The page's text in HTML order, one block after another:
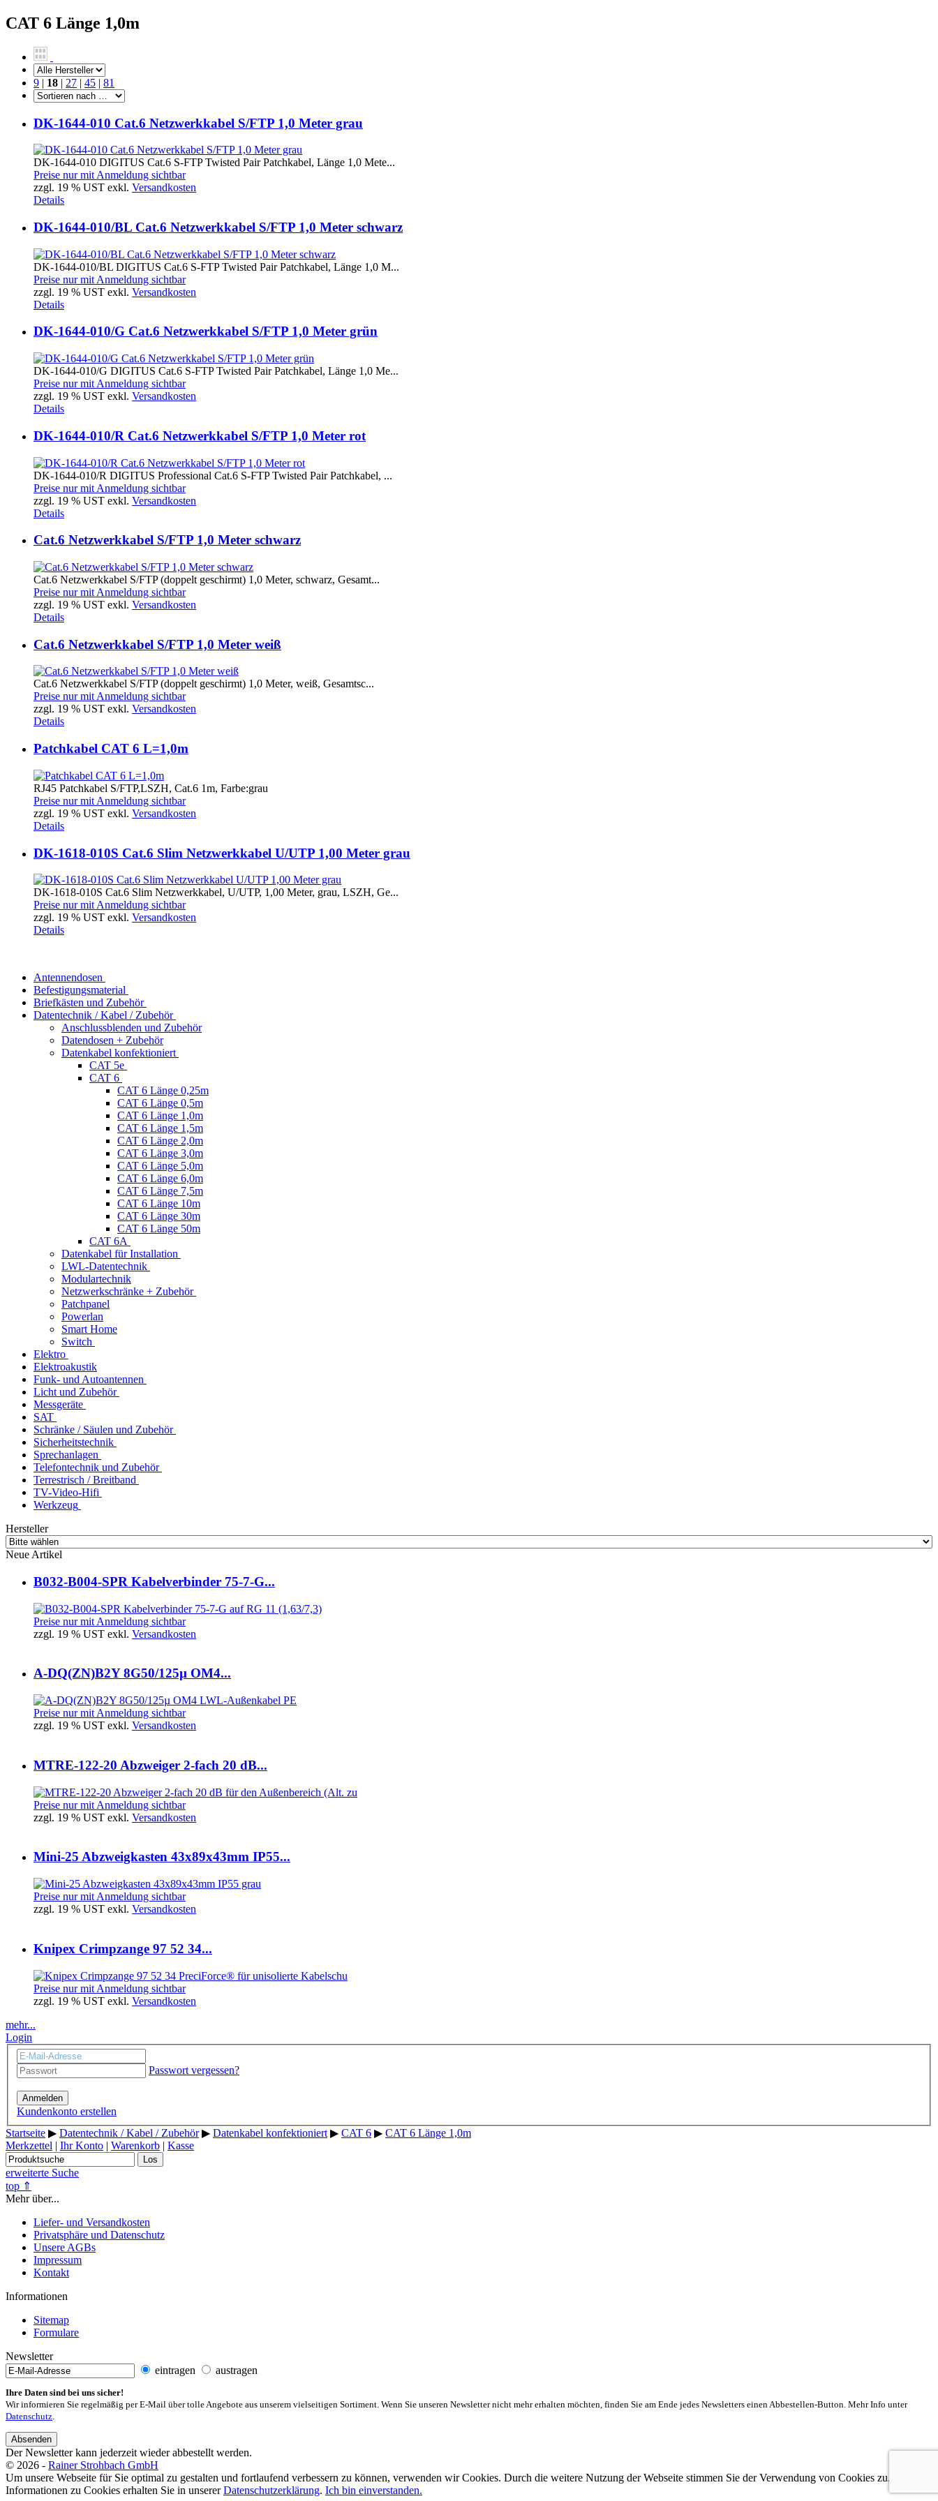
CAT 6 Länge 1,0m
9 | 18 | 27 | 45 | 81
DK-1644-010 Cat.6 Netzwerkkabel S/FTP 1,0 Meter grau
DK-1644-010 DIGITUS Cat.6 S-FTP Twisted Pair Patchkabel, Länge 1,0 Mete...
Preise nur mit Anmeldung sichtbar
zzgl. 19 % UST exkl. Versandkosten
Details
DK-1644-010/BL Cat.6 Netzwerkkabel S/FTP 1,0 Meter schwarz
DK-1644-010/BL DIGITUS Cat.6 S-FTP Twisted Pair Patchkabel, Länge 1,0 M...
Preise nur mit Anmeldung sichtbar
zzgl. 19 % UST exkl. Versandkosten
Details
DK-1644-010/G Cat.6 Netzwerkkabel S/FTP 1,0 Meter grün
DK-1644-010/G DIGITUS Cat.6 S-FTP Twisted Pair Patchkabel, Länge 1,0 Me...
Preise nur mit Anmeldung sichtbar
zzgl. 19 % UST exkl. Versandkosten
Details
DK-1644-010/R Cat.6 Netzwerkkabel S/FTP 1,0 Meter rot
DK-1644-010/R DIGITUS Professional Cat.6 S-FTP Twisted Pair Patchkabel, ...
Preise nur mit Anmeldung sichtbar
zzgl. 19 % UST exkl. Versandkosten
Details
Cat.6 Netzwerkkabel S/FTP 1,0 Meter schwarz
Cat.6 Netzwerkkabel S/FTP (doppelt geschirmt) 1,0 Meter, schwarz, Gesamt...
Preise nur mit Anmeldung sichtbar
zzgl. 19 % UST exkl. Versandkosten
Details
Cat.6 Netzwerkkabel S/FTP 1,0 Meter weiß
Cat.6 Netzwerkkabel S/FTP (doppelt geschirmt) 1,0 Meter, weiß, Gesamtsc...
Preise nur mit Anmeldung sichtbar
zzgl. 19 % UST exkl. Versandkosten
Details
Patchkabel CAT 6 L=1,0m
RJ45 Patchkabel S/FTP,LSZH, Cat.6 1m, Farbe:grau
Preise nur mit Anmeldung sichtbar
zzgl. 19 % UST exkl. Versandkosten
Details
DK-1618-010S Cat.6 Slim Netzwerkkabel U/UTP 1,00 Meter grau
DK-1618-010S Cat.6 Slim Netzwerkkabel, U/UTP, 1,00 Meter, grau, LSZH, Ge...
Preise nur mit Anmeldung sichtbar
zzgl. 19 % UST exkl. Versandkosten
Details
Antennendosen
Befestigungsmaterial
Briefkästen und Zubehör
Datentechnik / Kabel / Zubehör
Anschlussblenden und Zubehör
Datendosen + Zubehör
Datenkabel konfektioniert
CAT 5e
CAT 6
CAT 6 Länge 0,25m
CAT 6 Länge 0,5m
CAT 6 Länge 1,0m
CAT 6 Länge 1,5m
CAT 6 Länge 2,0m
CAT 6 Länge 3,0m
CAT 6 Länge 5,0m
CAT 6 Länge 6,0m
CAT 6 Länge 7,5m
CAT 6 Länge 10m
CAT 6 Länge 30m
CAT 6 Länge 50m
CAT 6A
Datenkabel für Installation
LWL-Datentechnik
Modulartechnik
Netzwerkschränke + Zubehör
Patchpanel
Powerlan
Smart Home
Switch
Elektro
Elektroakustik
Funk- und Autoantennen
Licht und Zubehör
Messgeräte
SAT
Schränke / Säulen und Zubehör
Sicherheitstechnik
Sprechanlagen
Telefontechnik und Zubehör
Terrestrisch / Breitband
TV-Video-Hifi
Werkzeug
Hersteller
Neue Artikel
B032-B004-SPR Kabelverbinder 75-7-G...
Preise nur mit Anmeldung sichtbar
zzgl. 19 % UST exkl. Versandkosten
A-DQ(ZN)B2Y 8G50/125µ OM4...
Preise nur mit Anmeldung sichtbar
zzgl. 19 % UST exkl. Versandkosten
MTRE-122-20 Abzweiger 2-fach 20 dB...
Preise nur mit Anmeldung sichtbar
zzgl. 19 % UST exkl. Versandkosten
Mini-25 Abzweigkasten 43x89x43mm IP55...
Preise nur mit Anmeldung sichtbar
zzgl. 19 % UST exkl. Versandkosten
Knipex Crimpzange 97 52 34...
Preise nur mit Anmeldung sichtbar
zzgl. 19 % UST exkl. Versandkosten
mehr...
Login
Passwort vergessen?
Anmelden
Kundenkonto erstellen
Startseite ▶ Datentechnik / Kabel / Zubehör▶ Datenkabel konfektioniert ▶ CAT 6 ▶ CAT 6 Länge 1,0m
Merkzettel | Ihr Konto | Warenkorb | Kasse
Los
erweiterte Suche
top ⇑
Mehr über...
Liefer- und Versandkosten
Privatsphäre und Datenschutz
Unsere AGBs
Impressum
Kontakt
Informationen
Sitemap
Formulare
Newsletter
eintragen
austragen
Ihre Daten sind bei uns sicher!
Wir informieren Sie regelmäßig per E-Mail über tolle Angebote aus unserem vielseitigen Sortiment. Wenn Sie unseren Newsletter nicht mehr erhalten möchten, finden Sie am Ende jedes Newsletters einen Abbestellen-Button. Mehr Info unter
Datenschutz.
Absenden
Der Newsletter kann jederzeit wieder abbestellt werden.
© 2026 - Rainer Strohbach GmbH
Um unsere Webseite für Sie optimal zu gestalten und fortlaufend verbessern zu können, verwenden wir Cookies. Durch die weitere Nutzung der Webseite stimmen Sie der Verwendung von Cookies zu. Weitere
Informationen zu Cookies erhalten Sie in unsererDatenschutzerklärung. Ich bin einverstanden.